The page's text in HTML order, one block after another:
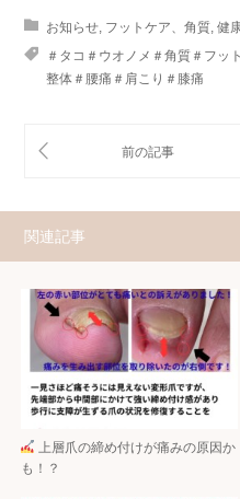
お知らせ フットケア、角質 健
＃タコ＃ウオノメ＃角質＃フッ
整体＃腰痛＃肩こり＃膝痛
関連記事
上層爪の締め付けが痛みの原因か
も！？